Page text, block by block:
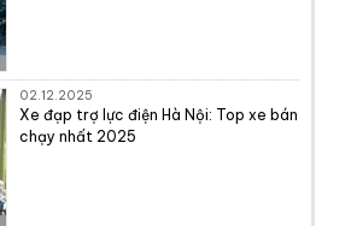
02.12.2025
Xe đạp trợ lực điện Hà Nội: Top xe bán
chạy nhất 2025